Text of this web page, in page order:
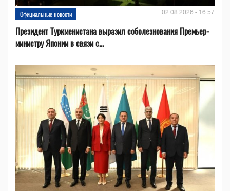
Официальные новости 02.08.2026 - 16:57
Президент Туркменистана выразил соболезнования Премьер-
министру Японии в связи с...